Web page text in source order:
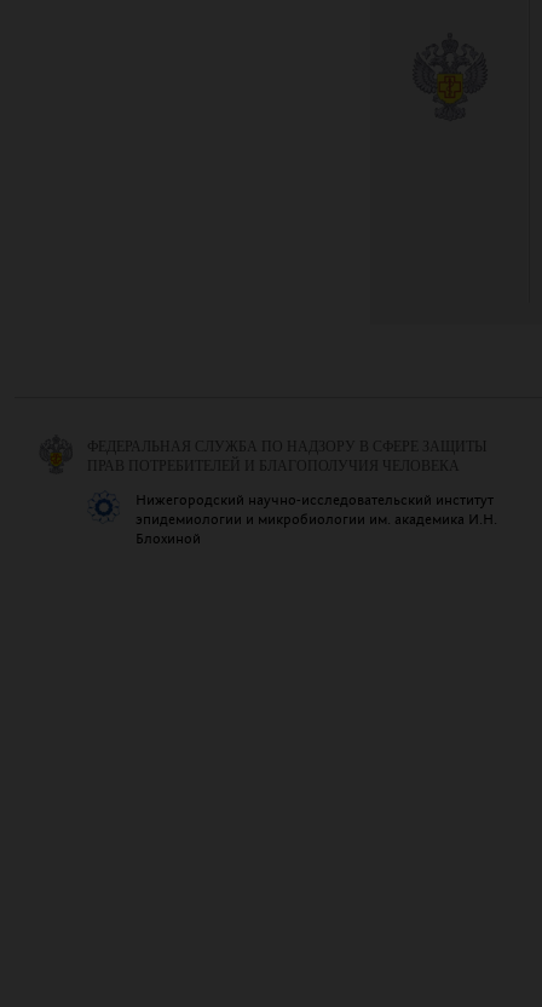
ФЕДЕРАЛЬНАЯ СЛУЖБА ПО НАДЗОРУ В СФЕРЕ ЗАЩИТЫ
ПРАВ ПОТРЕБИТЕЛЕЙ И БЛАГОПОЛУЧИЯ ЧЕЛОВЕКА
Нижегородский научно-исследовательский институт
эпидемиологии и микробиологии им. академика И.Н.
Блохиной